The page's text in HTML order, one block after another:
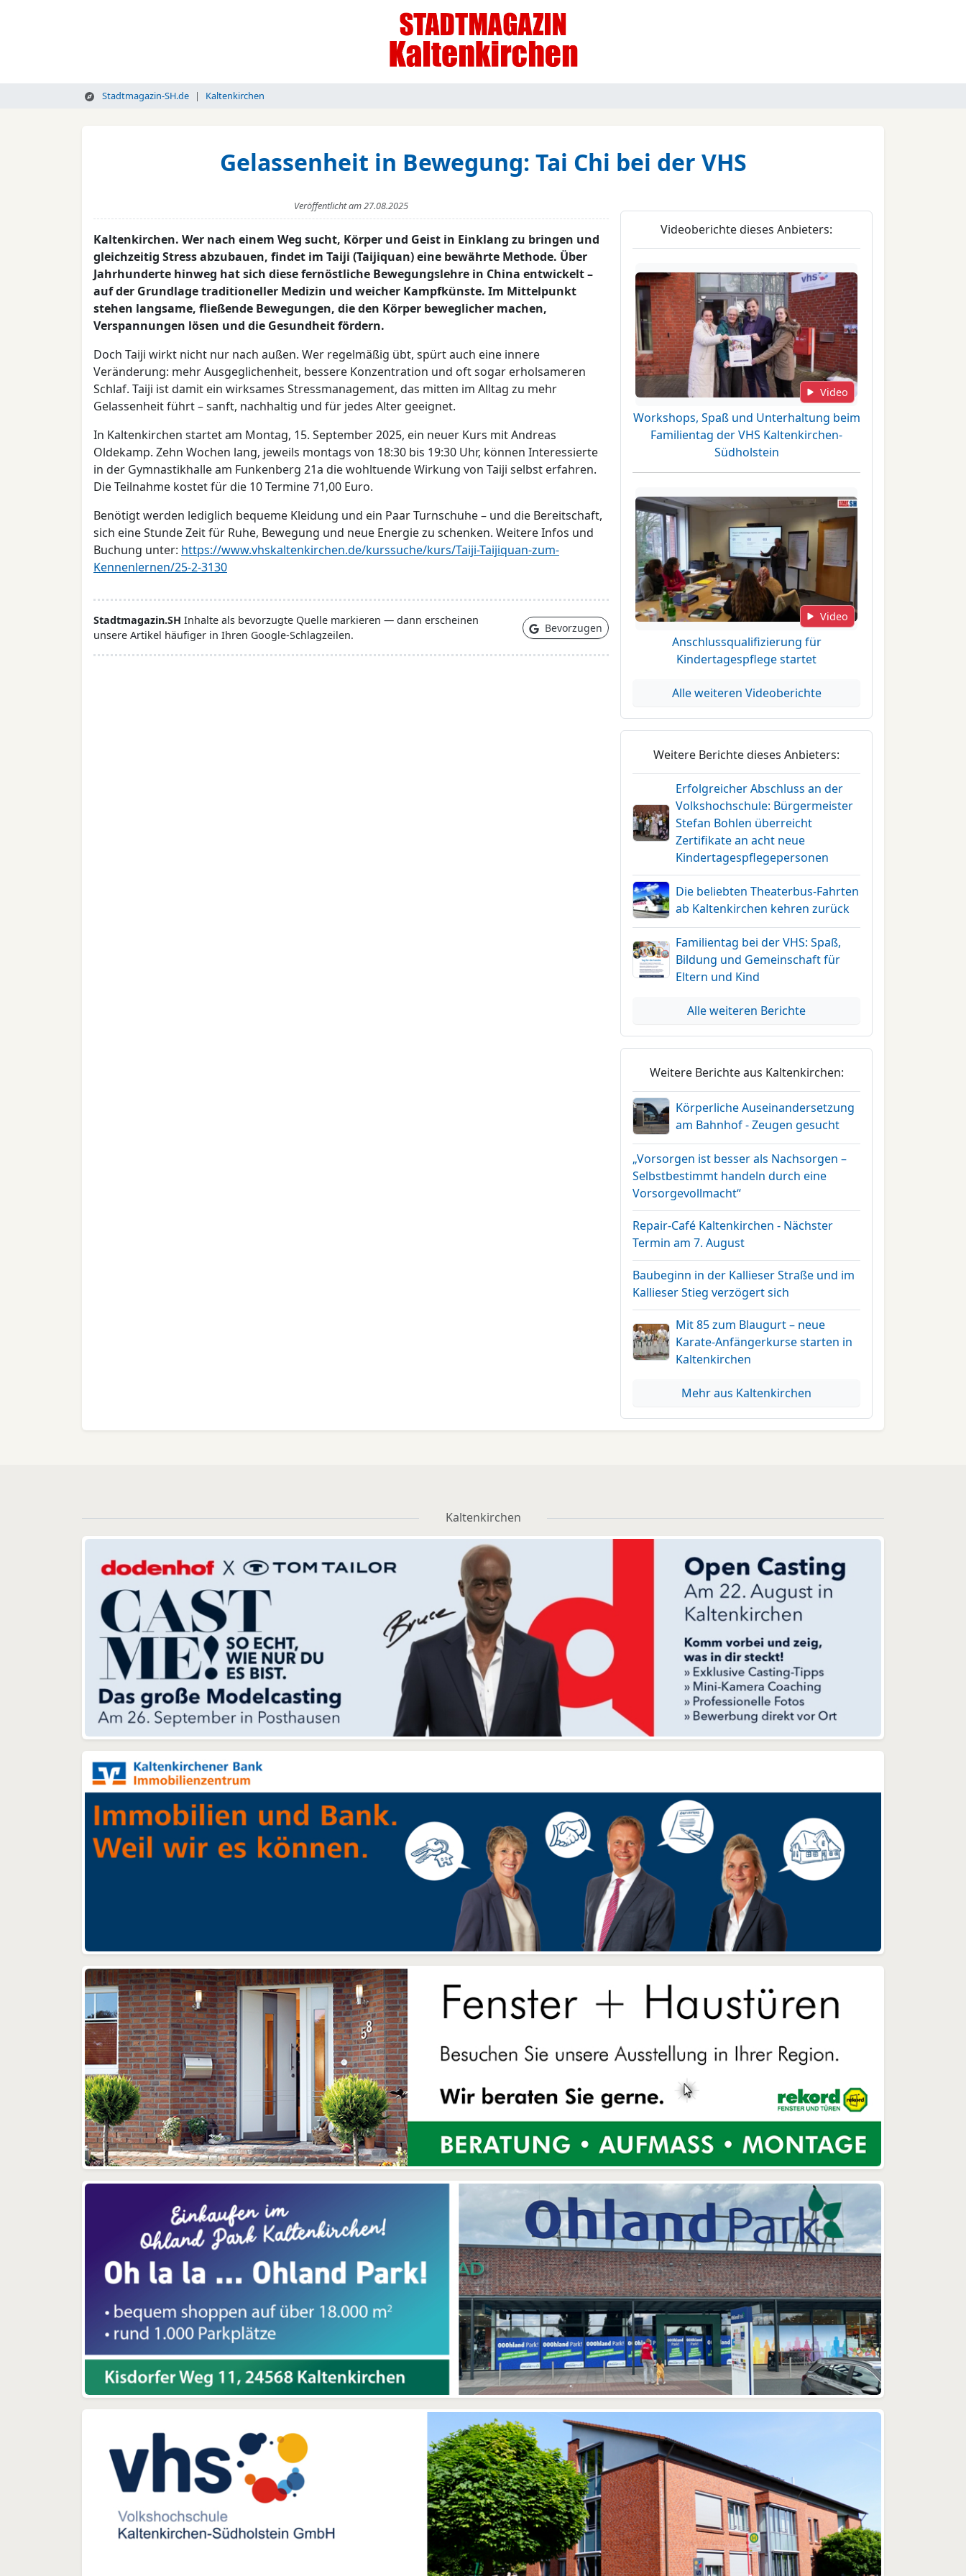
Stadtmagazin-SH.de Kaltenkirchen
Gelassenheit in Bewegung: Tai Chi bei der VHS
Veröffentlicht am27.08.2025
Kaltenkirchen. Wer nach einem Weg sucht, Körper und Geist in Einklang zu bringen und
gleichzeitig Stress abzubauen, findet im Taiji (Taijiquan) eine bewährte Methode. Über
Jahrhunderte hinweg hat sich diese fernöstliche Bewegungslehre in China entwickelt –
auf der Grundlage traditioneller Medizin und weicher Kampfkünste. Im Mittelpunkt
stehen langsame, fließende Bewegungen, die den Körper beweglicher machen,
Verspannungen lösen und die Gesundheit fördern.
Doch Taiji wirkt nicht nur nach außen. Wer regelmäßig übt, spürt auch eine innere
Veränderung: mehr Ausgeglichenheit, bessere Konzentration und oft sogar erholsameren
Schlaf. Taiji ist damit ein wirksames Stressmanagement, das mitten im Alltag zu mehr
Gelassenheit führt – sanft, nachhaltig und für jedes Alter geeignet.
In Kaltenkirchen startet am Montag, 15. September 2025, ein neuer Kurs mit Andreas
Oldekamp. Zehn Wochen lang, jeweils montags von 18:30 bis 19:30 Uhr, können Interessierte
in der Gymnastikhalle am Funkenberg 21a die wohltuende Wirkung von Taiji selbst erfahren.
Die Teilnahme kostet für die 10 Termine 71,00 Euro.
Benötigt werden lediglich bequeme Kleidung und ein Paar Turnschuhe – und die Bereitschaft,
sich eine Stunde Zeit für Ruhe, Bewegung und neue Energie zu schenken. Weitere Infos und
Buchung unter: https://www.vhskaltenkirchen.de/kurssuche/kurs/Taiji-Taijiquan-zum-
Kennenlernen/25-2-3130
Stadtmagazin.SH Inhalte als bevorzugte Quelle markieren — dann erscheinen
unsere Artikel häufiger in Ihren Google-Schlagzeilen.
Bevorzugen
Videoberichte dieses Anbieters:
Video
Workshops, Spaß und Unterhaltung beim
Familientag der VHS Kaltenkirchen-
Südholstein
Video
Anschlussqualifizierung für
Kindertagespflege startet
Alle weiteren Videoberichte
Weitere Berichte dieses Anbieters:
Erfolgreicher Abschluss an der
Volkshochschule: Bürgermeister
Stefan Bohlen überreicht
Zertifikate an acht neue
Kindertagespflegepersonen
Die beliebten Theaterbus-Fahrten
ab Kaltenkirchen kehren zurück
Familientag bei der VHS: Spaß,
Bildung und Gemeinschaft für
Eltern und Kind
Alle weiteren Berichte
Weitere Berichte aus Kaltenkirchen:
Körperliche Auseinandersetzung
am Bahnhof - Zeugen gesucht
„Vorsorgen ist besser als Nachsorgen –
Selbstbestimmt handeln durch eine
Vorsorgevollmacht“
Repair-Café Kaltenkirchen - Nächster
Termin am 7. August
Baubeginn in der Kallieser Straße und im
Kallieser Stieg verzögert sich
Mit 85 zum Blaugurt – neue
Karate-Anfängerkurse starten in
Kaltenkirchen
Mehr aus Kaltenkirchen
Kaltenkirchen